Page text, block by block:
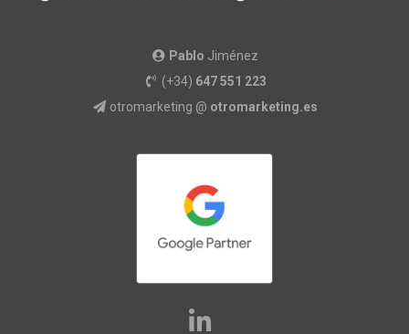
Pablo Jiménez
(+34) 647 551 223
otromarketing @ otromarketing.es